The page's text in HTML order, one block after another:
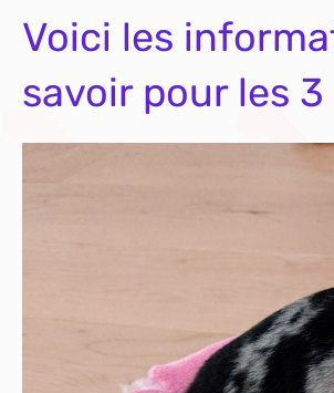
Voici les
savoir pour les